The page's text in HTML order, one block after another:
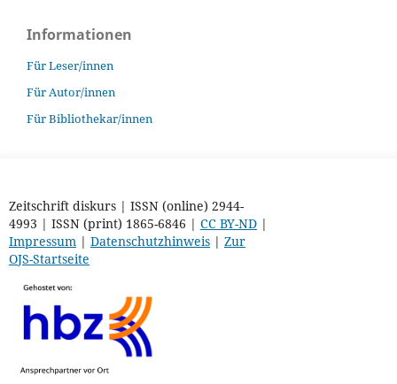
Informationen
Für Leser/innen
Für Autor/innen
Für Bibliothekar/innen
Zeitschrift diskurs | ISSN (online) 2944-
4993 | ISSN (print) 1865-6846 | CC BY-ND|
Impressum| Datenschutzhinweis| Zur
OJS-Startseite